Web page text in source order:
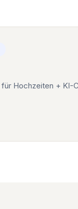
Hochzeiten + KI-